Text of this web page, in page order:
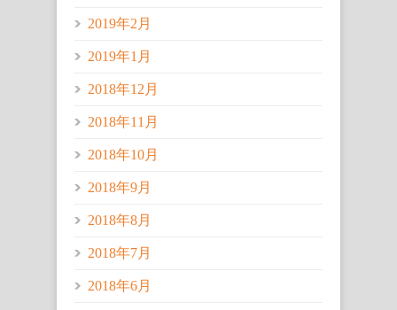
2019年2月
2019年1月
2018年12月
2018年11月
2018年10月
2018年9月
2018年8月
2018年7月
2018年6月